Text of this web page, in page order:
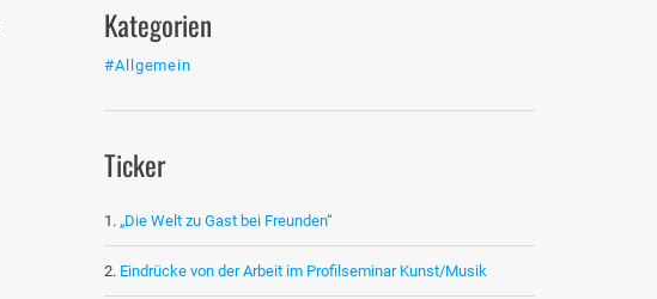
Kategorien
#Allgemein
Ticker
„Die Welt zu Gast bei Freunden“
Eindrücke von der Arbeit im Profilseminar Kunst/Musik